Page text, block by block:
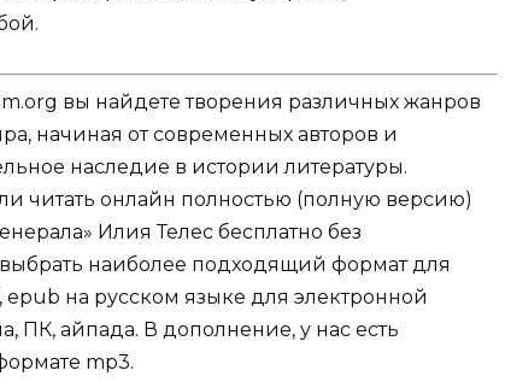
вы найдете творения различных жанров
начиная от современных авторов и
наследие в истории литературы.
читать онлайн полностью (полную версию)
Илия Телес бесплатно без
наиболее подходящий формат для
epub на русском языке для электронной
ПК, айпада. В дополнение, у нас есть
mp3.